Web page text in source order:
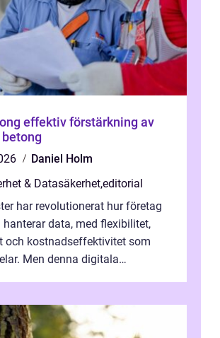
effektiv förstärkning av
betong
Daniel Holm
& Datasäkerhet,editorial
har revolutionerat hur företag
hanterar data, med flexibilitet,
och kostnadseffektivitet som
Men denna digitala